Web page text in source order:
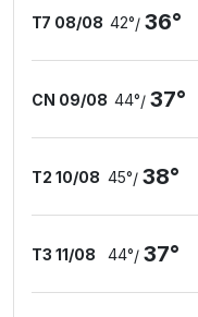
T7 08/08 42°/ 36°
CN 09/08 44°/ 37°
T2 10/08 45°/ 38°
T3 11/08 44°/ 37°